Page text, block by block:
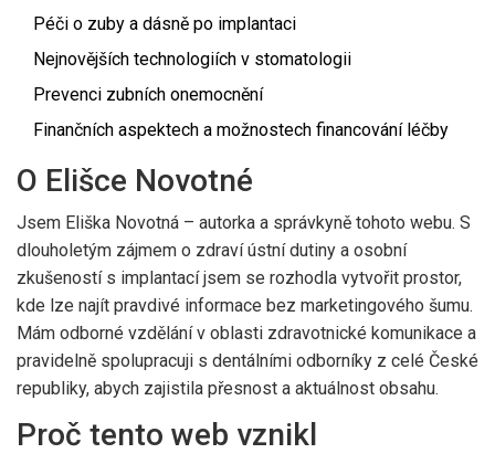
Péči o zuby a dásně po implantaci
Nejnovějších technologiích v stomatologii
Prevenci zubních onemocnění
Finančních aspektech a možnostech financování léčby
O Elišce Novotné
Jsem Eliška Novotná – autorka a správkyně tohoto webu. S
dlouholetým zájmem o zdraví ústní dutiny a osobní
zkušeností s implantací jsem se rozhodla vytvořit prostor,
kde lze najít pravdivé informace bez marketingového šumu.
Mám odborné vzdělání v oblasti zdravotnické komunikace a
pravidelně spolupracuji s dentálními odborníky z celé České
republiky, abych zajistila přesnost a aktuálnost obsahu.
Proč tento web vznikl